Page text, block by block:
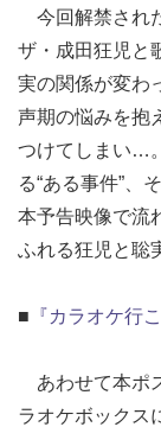
今回解禁され
ザ・成田狂児と
実の関係が変わ
声期の悩みを抱
つけてしまい…
る“ある事件”、
本予告映像で流
ふれる狂児と聡
■ 『カラオケ行
あわせて本ポ
ラオケボックス